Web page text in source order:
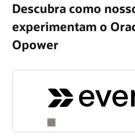
Descubra como
experimentam o
Opower